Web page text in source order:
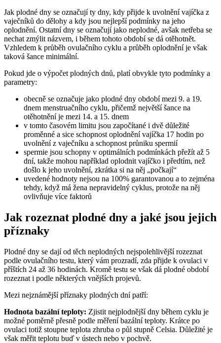
Jak plodné dny se označují ty dny, kdy přijde k uvolnění vajíčka z
vaječníků do dělohy a kdy jsou nejlepší podmínky na jeho
oplodnění. Ostatní dny se označují jako neplodné, avšak netřeba se
nechat zmýlit názvem, i během tohoto období se dá otěhotnět.
Vzhledem k průběh ovulačního cyklu a průběh oplodnění je však
taková šance minimální.
Pokud jde o výpočet plodných dnů, platí obvykle tyto podmínky a
parametry:
obecně se označuje jako plodné dny období mezi 9. a 19.
dnem menstruačního cyklu, přičemž největší šance na
otěhotnění je mezi 14. a 15. dnem
v tomto časovém limitu jsou započítané i dvě důležité
proměnné a sice schopnost oplodnění vajíčka 17 hodin po
uvolnění z vaječníku a schopnost průniku spermií
spermie jsou schopny v optimálních podmínkách přežít až 5
dní, takže mohou například oplodnit vajíčko i předtím, než
došlo k jeho uvolnění, zkrátka si na něj „počkají“
uvedené hodnoty nejsou na 100% garantovanou a to zejména
tehdy, když má žena nepravidelný cyklus, protože na něj
ovlivňuje více faktorů
Jak rozeznat plodné dny a jaké jsou jejich
příznaky
Plodné dny se dají od těch neplodných nejspolehlivější rozeznat
podle ovulačního testu, který vám prozradí, zda přijde k ovulaci v
příštích 24 až 36 hodinách. Kromě testu se však dá plodné období
rozeznat i podle některých vnějších projevů.
Mezi nejznámější příznaky plodných dní patří:
Hodnota bazální teploty: Zjistit nejplodnější dny během cyklu je
možné poměrně přesně podle měření bazální teploty. Krátce po
ovulaci totiž stoupne teplota zhruba o půl stupně Celsia. Důležité je
však měřit teplotu buď v ústech nebo v pochvě.